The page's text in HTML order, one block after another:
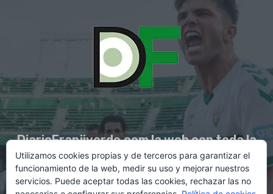
DiarioFranjiverde.com la web con toda la
información del Elche C.F.
Utilizamos cookies propias y de terceros para garantizar el
funcionamiento de la web, medir su uso y mejorar nuestros
servicios. Puede aceptar todas las cookies, rechazar las no